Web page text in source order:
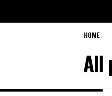
HOME
All